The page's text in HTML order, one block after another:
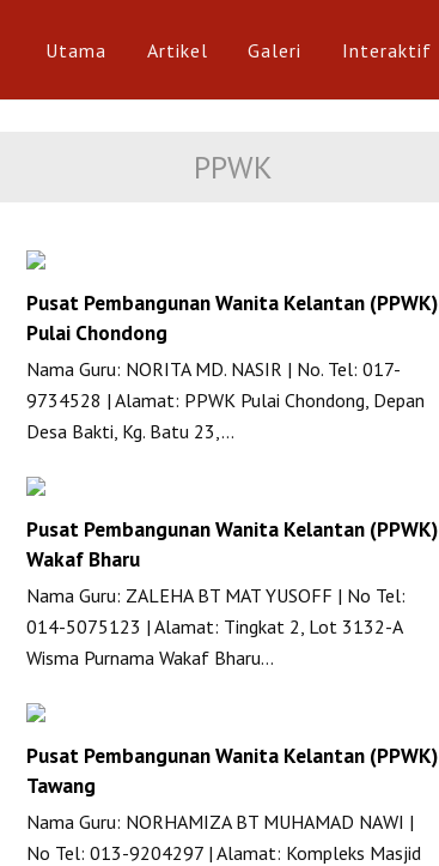
Utama Artikel Galeri Interaktif
PPWK
Pusat Pembangunan Wanita Kelantan (PPWK)
Pulai Chondong
Nama Guru: NORITA MD. NASIR | No. Tel: 017-
9734528 | Alamat: PPWK Pulai Chondong, Depan
Desa Bakti, Kg. Batu 23,…
Pusat Pembangunan Wanita Kelantan (PPWK)
Wakaf Bharu
Nama Guru: ZALEHA BT MAT YUSOFF | No Tel:
014-5075123 | Alamat: Tingkat 2, Lot 3132-A
Wisma Purnama Wakaf Bharu…
Pusat Pembangunan Wanita Kelantan (PPWK)
Tawang
Nama Guru: NORHAMIZA BT MUHAMAD NAWI |
No Tel: 013-9204297 | Alamat: Kompleks Masjid